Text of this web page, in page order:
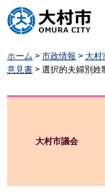
大村市
ホーム > 市政情報 > 大村
意見書 > 選択的夫婦別姓
大村市議会